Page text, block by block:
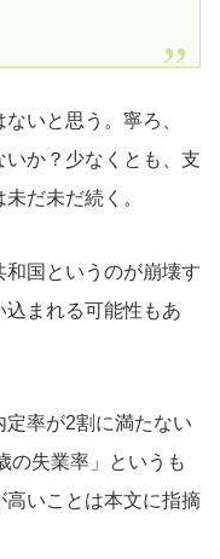
いと思う。寧ろ、
いか？少なくとも、支
だ未だ続く。
国というのが崩壊す
込まれる可能性もあ
率が2割に満たない
の失業率」というも
いことは本文に指摘